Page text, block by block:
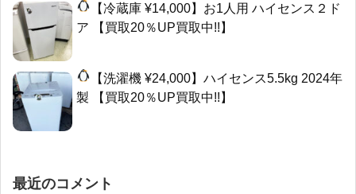
【冷蔵庫 ¥14,000】お1人用 ハイセンス２ド
ア 【買取20％UP買取中!!】
【洗濯機 ¥24,000】ハイセンス5.5kg 2024年
製 【買取20％UP買取中!!】
最近のコメント